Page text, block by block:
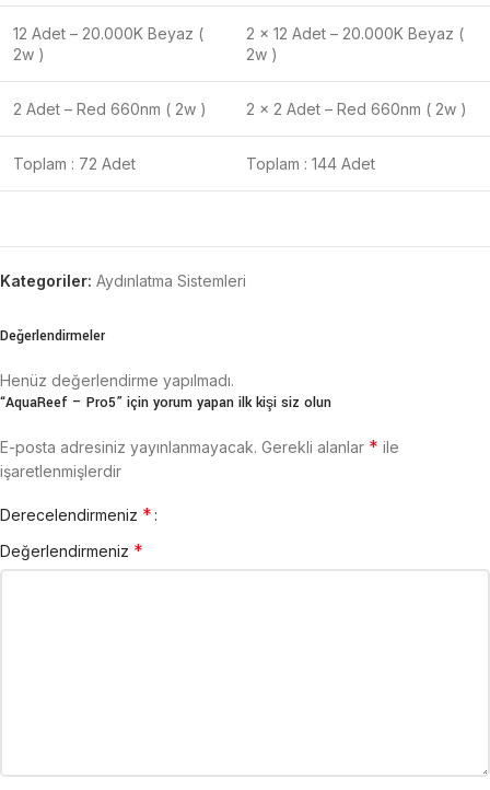
12 Adet – 20.000K Beyaz (
2w )
2 x 12 Adet – 20.000K Beyaz (
2w )
2 Adet – Red 660nm ( 2w ) 2 x 2 Adet – Red 660nm ( 2w )
Toplam : 72 Adet Toplam : 144 Adet
Kategoriler: Aydınlatma Sistemleri
Değerlendirmeler
Henüz değerlendirme yapılmadı.
“AquaReef – Pro5” için yorum yapan ilk kişi siz olun
E-posta adresiniz yayınlanmayacak. Gerekli alanlar * ile
işaretlenmişlerdir
Derecelendirmeniz *
Değerlendirmeniz *